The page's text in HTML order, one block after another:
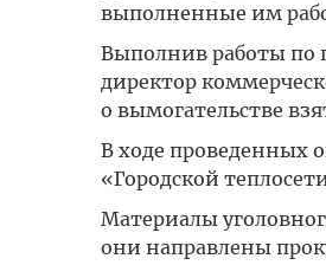
выполненные им
Выполнив работы по
директор
о вымогательстве
В ходе проведенных
«Городской
Материалы
они направлены